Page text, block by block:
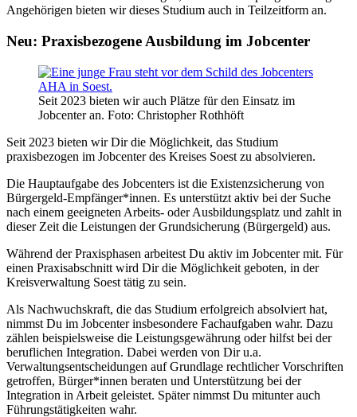
Angehörigen bieten wir dieses Studium auch in Teilzeitform an.
Neu: Praxisbezogene Ausbildung im Jobcenter
Seit 2023 bieten wir auch Plätze für den Einsatz im
Jobcenter an. Foto: Christopher Rothhöft
Seit 2023 bieten wir Dir die Möglichkeit, das Studium
praxisbezogen im Jobcenter des Kreises Soest zu absolvieren.
Die Hauptaufgabe des Jobcenters ist die Existenzsicherung von
Bürgergeld-Empfänger*innen. Es unterstützt aktiv bei der Suche
nach einem geeigneten Arbeits- oder Ausbildungsplatz und zahlt in
dieser Zeit die Leistungen der Grundsicherung (Bürgergeld) aus.
Während der Praxisphasen arbeitest Du aktiv im Jobcenter mit. Für
einen Praxisabschnitt wird Dir die Möglichkeit geboten, in der
Kreisverwaltung Soest tätig zu sein.
Als Nachwuchskraft, die das Studium erfolgreich absolviert hat,
nimmst Du im Jobcenter insbesondere Fachaufgaben wahr. Dazu
zählen beispielsweise die Leistungsgewährung oder hilfst bei der
beruflichen Integration. Dabei werden von Dir u.a.
Verwaltungsentscheidungen auf Grundlage rechtlicher Vorschriften
getroffen, Bürger*innen beraten und Unterstützung bei der
Integration in Arbeit geleistet. Später nimmst Du mitunter auch
Führungstätigkeiten wahr.